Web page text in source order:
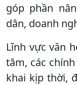
góp phần
dân, doanh
Lĩnh vực văn
tâm, các
khai kịp thời,